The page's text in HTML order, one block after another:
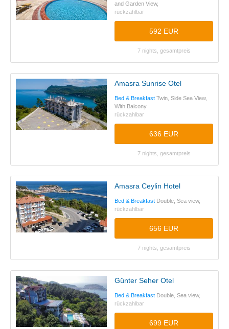
and Garden View,
rückzahlbar
592 EUR
7 nights, gesamtpreis
Amasra Sunrise Otel
Bed & Breakfast Twin, Side Sea View,
With Balcony
rückzahlbar
636 EUR
7 nights, gesamtpreis
Amasra Ceylin Hotel
Bed & Breakfast Double, Sea view,
rückzahlbar
656 EUR
7 nights, gesamtpreis
Günter Seher Otel
Bed & Breakfast Double, Sea view,
rückzahlbar
699 EUR